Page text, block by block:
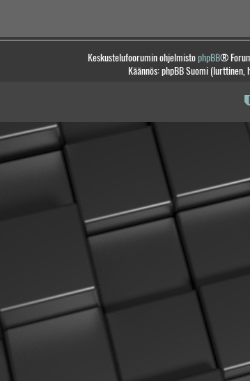
Keskustelufoorumin ohjelmistophpBB®
Käännös: phpBB Suomi